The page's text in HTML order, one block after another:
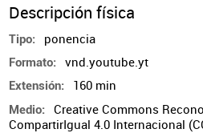
Descripción física
Tipo ponencia
Formato vnd.youtube.yt
Extensión 160 min
Medio
Creative Commons
CompartirIgual 4.0 Internacional